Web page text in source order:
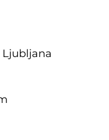
Ljubljana